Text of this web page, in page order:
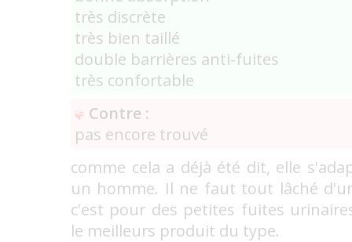
très discrète
très bien taillé
double barrières anti-fuites
très confortable
Contre :
pas encore trouvé
comme cela a déjà été dit, elle
un homme. Il ne faut tout lâché
c'est pour des petites fuites
le meilleurs produit du type.